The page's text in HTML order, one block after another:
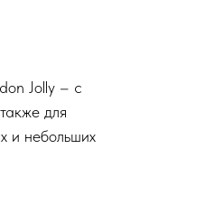
Jolly – с
для
и небольших